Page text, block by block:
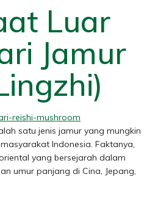
Luar
Jamur
satu jenis jamur yang mungkin
Indonesia. Faktanya,
yang bersejarah dalam
umur panjang di Cina, Jepang,